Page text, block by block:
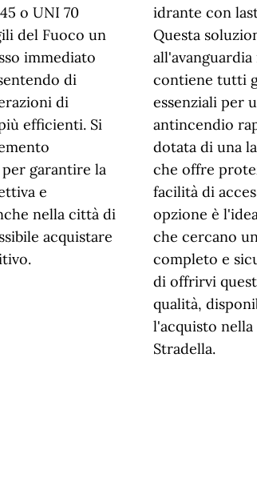
o UNI 70
del Fuoco un
immediato
di
di
efficienti. Si
garantire la
e
nella città di
acquistare
idrante con
Questa
contiene tutti
essenziali per
antincendio
dotata di una
che offre
facilità di
opzione è
che cercano
completo e
di offrirvi
qualità,
l'acquisto
Stradella.